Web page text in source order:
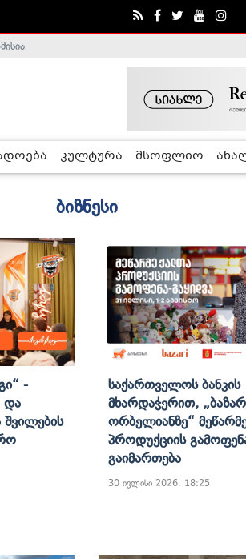
კულტურა მსოფლიო
ბიზნესი
-
Და
Შვილების
Საქართველოს Ბანკის
Მხარდაჭერით,
Ორბელიანზე“
Პროდუქციის
Გაიმართება
30 ივლისი 2026, 18:25